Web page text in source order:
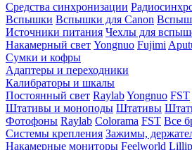
Средства синхронизации
Вспышки Вспышки для Canon
Источники питания Чехлы для
Накамерный свет Yongnuo Fujimi
Сумки и кофры
Адаптеры и переходники
Калибраторы и шкалы
Постоянный свет RaylabYongnuo FST
Штативы и моноподы Штативы
Фотофоны Raylab Colorama FST Все
Системы крепления Зажимы,
Накамерные мониторы Feelworld